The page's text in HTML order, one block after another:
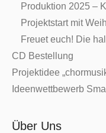
Produktion 2025 –
Projektstart mit
Freuet euch! Die
CD Bestellung
Projektidee
Ideenwettbewerb
Über Uns